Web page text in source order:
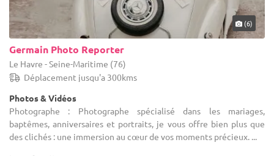
(6)
Germain Photo Reporter
Le Havre - Seine-Maritime (76)
Déplacement jusqu'a 300kms
Photos & Vidéos
Photographe : Photographe spécialisé dans les mariages,
baptêmes, anniversaires et portraits, je vous offre bien plus que
des clichés : une immersion au cœur de vos moments précieux. ...